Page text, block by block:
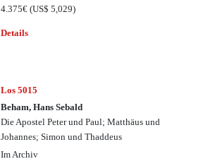
4.375€(US$ 5,029)
Details
Los 5015
Beham, Hans Sebald
Die Apostel Peter und Paul; Matthäus und
Johannes; Simon und Thaddeus
Im Archiv